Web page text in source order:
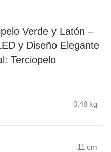
Verde y Latón –
y Diseño Elegante
Terciopelo
0,48 kg
11 cm